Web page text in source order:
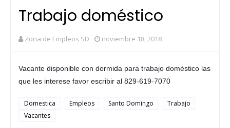
Trabajo doméstico
Zona de Empleos SD noviembre 18, 2018
Vacante disponible con dormida para trabajo doméstico las
que les interese favor escribir al 829-619-7070
Domestica Empleos Santo Domingo
Trabajo
Vacantes